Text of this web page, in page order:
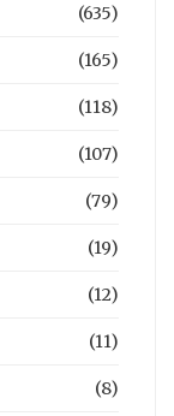
(635)
(165)
(118)
(107)
(79)
(19)
(12)
(11)
(8)